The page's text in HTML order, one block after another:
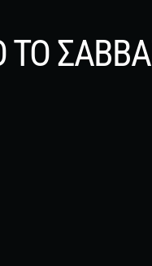
ΤΟ